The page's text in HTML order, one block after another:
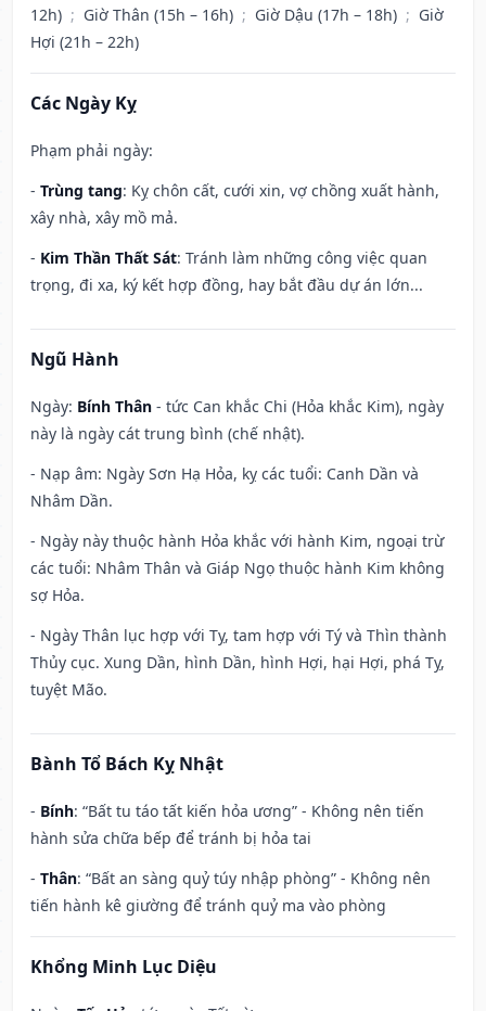
12h) ; Giờ Thân (15h – 16h) ; Giờ Dậu (17h – 18h) ; Giờ
Hợi (21h – 22h)
Các Ngày Kỵ
Phạm phải ngày:
- Trùng tang: Kỵ chôn cất, cưới xin, vợ chồng xuất hành,
xây nhà, xây mồ mả.
- Kim Thần Thất Sát: Tránh làm những công việc quan
trọng, đi xa, ký kết hợp đồng, hay bắt đầu dự án lớn...
Ngũ Hành
Ngày: Bính Thân - tức Can khắc Chi (Hỏa khắc Kim), ngày
này là ngày cát trung bình (chế nhật).
- Nạp âm: Ngày Sơn Hạ Hỏa, kỵ các tuổi: Canh Dần và
Nhâm Dần.
- Ngày này thuộc hành Hỏa khắc với hành Kim, ngoại trừ
các tuổi: Nhâm Thân và Giáp Ngọ thuộc hành Kim không
sợ Hỏa.
- Ngày Thân lục hợp với Tỵ, tam hợp với Tý và Thìn thành
Thủy cục. Xung Dần, hình Dần, hình Hợi, hại Hợi, phá Tỵ,
tuyệt Mão.
Bành Tổ Bách Kỵ Nhật
- Bính: “Bất tu táo tất kiến hỏa ương” - Không nên tiến
hành sửa chữa bếp để tránh bị hỏa tai
- Thân: “Bất an sàng quỷ túy nhập phòng” - Không nên
tiến hành kê giường để tránh quỷ ma vào phòng
Khổng Minh Lục Diệu